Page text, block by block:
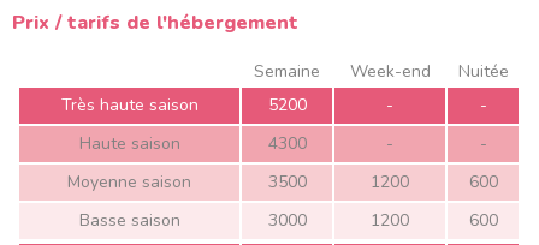
Prix / tarifs de l'hébergement
Semaine Week-end
Nuitée
Très haute saison
5200 -
-
Haute saison
4300 -
-
Moyenne saison
3500 1200
600
Basse saison
3000 1200
600